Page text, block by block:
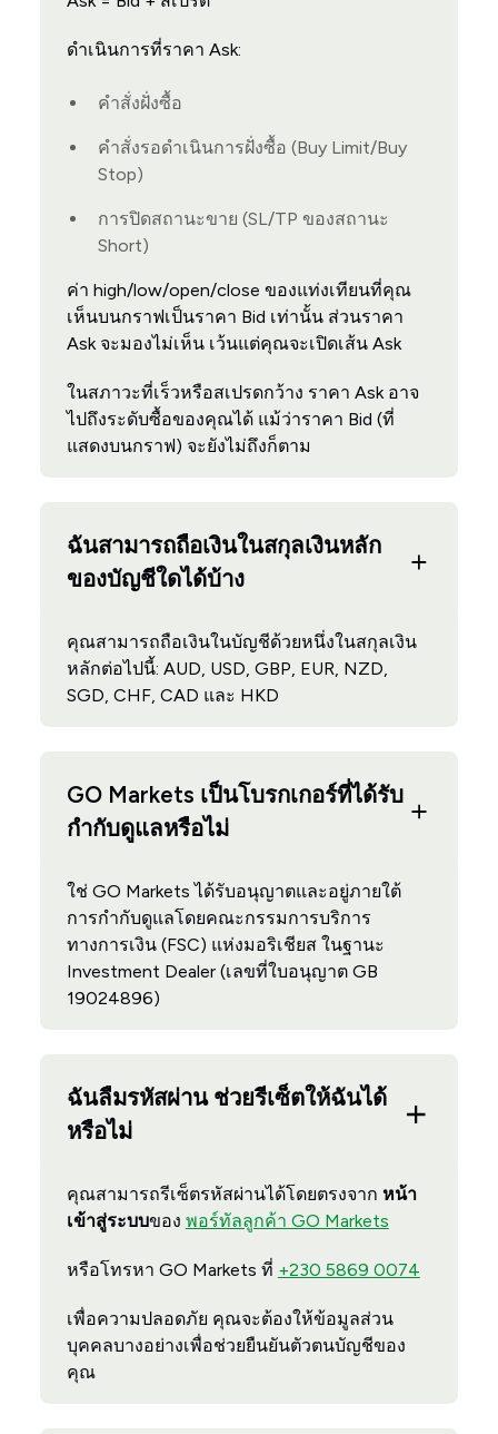
ดำเนินการที่ราคา Ask:
คำสั่งฝั่งซื้อ
คำสั่งรอดำเนินการฝั่งซื้อ (Buy Limit/Buy
Stop)
การปิดสถานะขาย (SL/TP ของสถานะ
Short)
ค่า high/low/open/close ของแท่งเทียนที่คุณ
เห็นบนกราฟเป็นราคา Bid เท่านั้น ส่วนราคา
Ask จะมองไม่เห็น เว้นแต่คุณจะเปิดเส้น Ask
ในสภาวะที่เร็วหรือสเปรดกว้าง ราคา Ask อาจ
ไปถึงระดับซื้อของคุณได้ แม้ว่าราคา Bid (ที่
แสดงบนกราฟ) จะยังไม่ถึงก็ตาม
ฉันสามารถถือเงินในสกุลเงินหลัก
ของบัญชีใดได้บ้าง
คุณสามารถถือเงินในบัญชีด้วยหนึ่งในสกุลเงิน
หลักต่อไปนี้: AUD, USD, GBP, EUR, NZD,
SGD, CHF, CAD และ HKD
GO Markets เป็นโบรกเกอร์ที่ได้รับ
กำกับดูแลหรือไม่
ใช่ GO Markets ได้รับอนุญาตและอยู่ภายใต้
การกำกับดูแลโดยคณะกรรมการบริการ
ทางการเงิน (FSC) แห่งมอริเชียส ในฐานะ
Investment Dealer (เลขที่ใบอนุญาต GB
19024896)
ฉันลืมรหัสผ่าน ช่วยรีเซ็ตให้ฉันได้
หรือไม่
คุณสามารถรีเซ็ตรหัสผ่านได้โดยตรงจาก หน้า
เข้าสู่ระบบของ พอร์ทัลลูกค้า GO Markets
หรือโทรหา GO Markets ที่ +230 5869 0074
เพื่อความปลอดภัย คุณจะต้องให้ข้อมูลส่วน
บุคคลบางอย่างเพื่อช่วยยืนยันตัวตนบัญชีของ
คุณ